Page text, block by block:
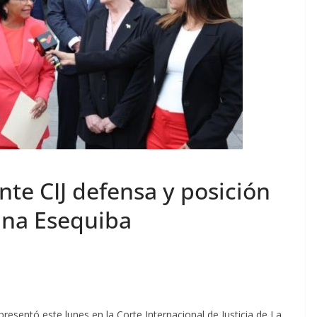
CIJ defensa y posición
Esequiba